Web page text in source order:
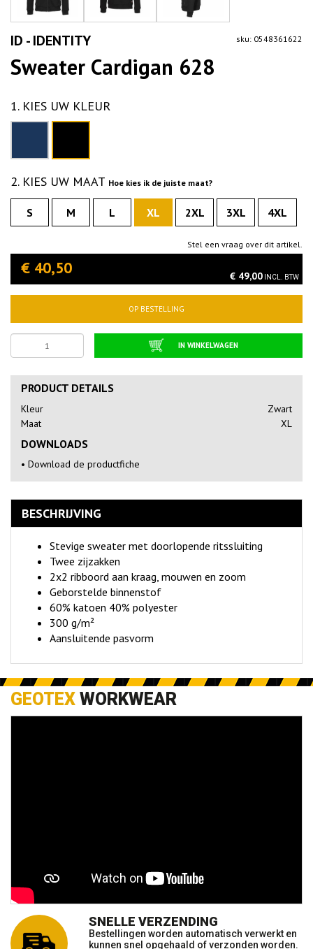
ID - IDENTITY sku: 0548361622
Sweater Cardigan 628
1. KIES UW KLEUR
2. KIES UW MAAT Hoe kies ik de juiste maat?
S M L XL 2XL 3XL 4XL
Stel een vraag over dit artikel.
€ 40,50 € 49,00 INCL. BTW
OP BESTELLING
IN WINKELWAGEN
PRODUCT DETAILS
Kleur
Zwart
Maat
XL
DOWNLOADS
• Download de productfiche
BESCHRIJVING
Stevige sweater met doorlopende ritssluiting
Twee zijzakken
2x2 ribboord aan kraag, mouwen en zoom
Geborstelde binnenstof
60% katoen 40% polyester
300 g/m²
Aansluitende pasvorm
GEOTEX WORKWEAR
SNELLE VERZENDING
Bestellingen worden automatisch verwerkt en
kunnen snel opgehaald of verzonden worden.